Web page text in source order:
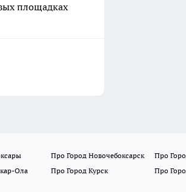
площадках
Про Город Новочебоксарск Про
Ола
Про Город Курск Про